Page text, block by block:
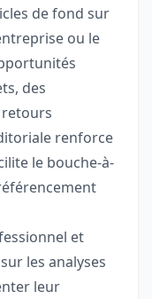
de fond sur
ou le
des
renforce
le bouche-à-
et
les analyses
leur